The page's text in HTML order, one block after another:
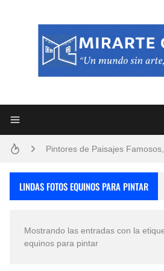
Pintores de Paisajes
LINDAS FOTOS EQUINOS PARA PINTAR
Mostrando las entradas con la
equinos para pintar